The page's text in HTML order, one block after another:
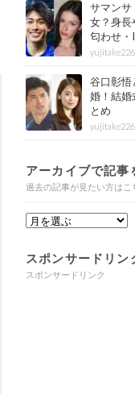
サマンサ
女？身長
匂わせ・
め
yujitake226
谷口彰悟
婚！結婚
とめ
yujitake226
アーカイブで記事
過去の記事が見たい方はこ
スポンサードリン
スポンサードリンク